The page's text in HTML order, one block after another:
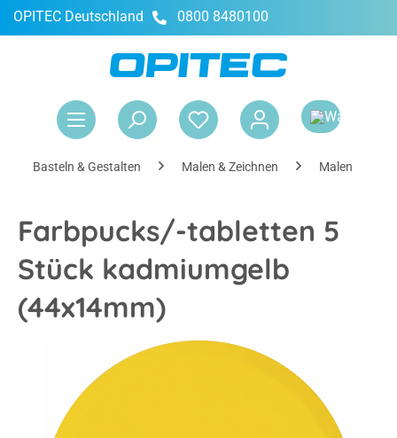
springen
OPITEC Deutschland 0800 8480100
Basteln & Gestalten Malen & Zeichnen Malen
Farbpucks/-tabletten 5
Stück kadmiumgelb
(44x14mm)
Bildergalerie überspringen